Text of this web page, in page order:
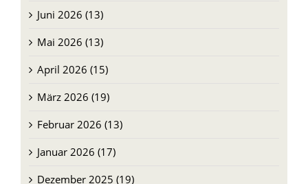
Juni 2026 (13)
Mai 2026 (13)
April 2026 (15)
März 2026 (19)
Februar 2026 (13)
Januar 2026 (17)
Dezember 2025 (19)